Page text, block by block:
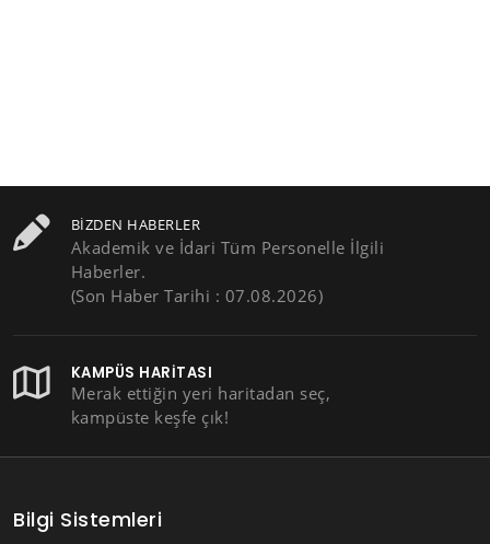
BIZDEN HABERLER
Akademik ve İdari Tüm Personelle İlgili
Haberler.
(Son Haber Tarihi : 07.08.2026)
KAMPÜS HARITASI
Merak ettiğin yeri haritadan seç,
kampüste keşfe çık!
Bilgi Sistemleri